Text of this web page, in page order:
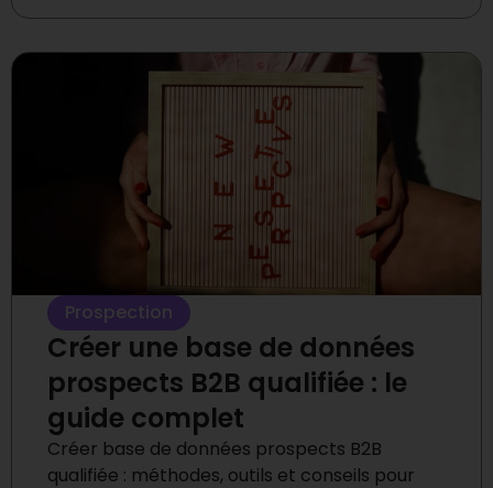
Prospection
Créer une base de données
prospects B2B qualifiée : le
guide complet
Créer base de données prospects B2B
qualifiée : méthodes, outils et conseils pour